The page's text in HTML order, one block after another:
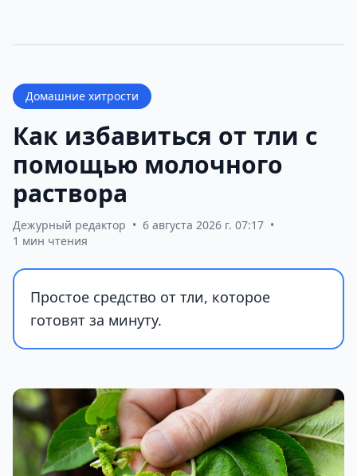
Домашние хитрости
Как избавиться от тли с
помощью молочного
раствора
Дежурный редактор • 6 августа 2026 г. 07:17 •
1 мин чтения
Простое средство от тли, которое
готовят за минуту.